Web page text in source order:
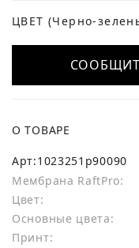
ЦВЕТ (Черно-
О ТОВАРЕ
Арт:1023251p90090
Мембрана RaftPro:
Цвет:
Основные цвета:
Принт: